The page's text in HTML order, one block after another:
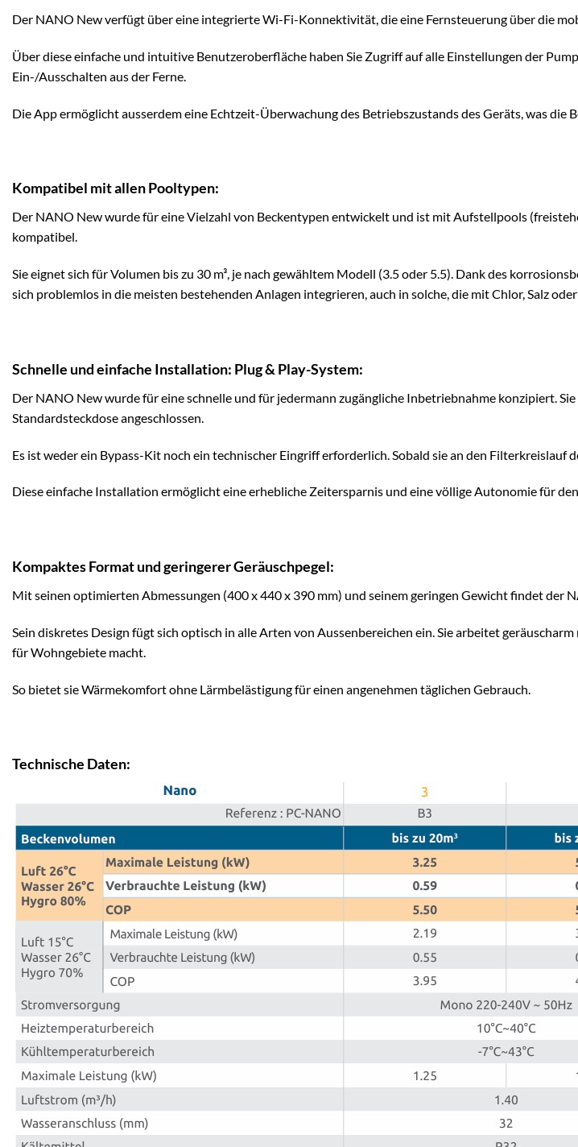
Der NANO New verfügt über eine integrierte Wi-Fi-Konnektivität, die eine Fernsteuerung über die
Über diese einfache und intuitive Benutzeroberfläche haben Sie Zugriff auf alle Einstellungen der
Ein-/Ausschalten aus der Ferne.
Die App ermöglicht ausserdem eine Echtzeit-Überwachung des Betriebszustands des Geräts, was die
Kompatibel mit allen Pooltypen:
Der NANO New wurde für eine Vielzahl von Beckentypen entwickelt und ist mit Aufstellpools
kompatibel.
Sie eignet sich für Volumen bis zu 30 m³, je nach gewähltem Modell (3.5 oder 5.5). Dank des
sich problemlos in die meisten bestehenden Anlagen integrieren, auch in solche, die mit Chlor, Salz
Schnelle und einfache Installation: Plug & Play-System:
Der NANO New wurde für eine schnelle und für jedermann zugängliche Inbetriebnahme konzipiert.
Standardsteckdose angeschlossen.
Es ist weder ein Bypass-Kit noch ein technischer Eingriff erforderlich. Sobald sie an den Filterkreislauf
Diese einfache Installation ermöglicht eine erhebliche Zeitersparnis und eine völlige Autonomie für
Kompaktes Format und geringerer Geräuschpegel:
Mit seinen optimierten Abmessungen (400 x 440 x 390 mm) und seinem geringen Gewicht findet der
Sein diskretes Design fügt sich optisch in alle Arten von Aussenbereichen ein. Sie arbeitet
für Wohngebiete macht.
So bietet sie Wärmekomfort ohne Lärmbelästigung für einen angenehmen täglichen Gebrauch.
Technische Daten: